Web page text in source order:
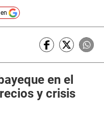
en el
y crisis